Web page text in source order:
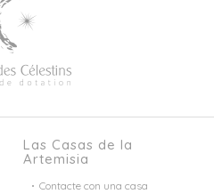
Las Casas de la
Artemisia
Contacte con una casa